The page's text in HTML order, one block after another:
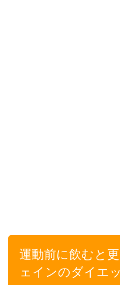
運動前に飲むと
ェインのダイエ